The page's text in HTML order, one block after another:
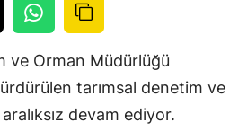
ve Orman Müdürlüğü
tarımsal denetim ve
devam ediyor.